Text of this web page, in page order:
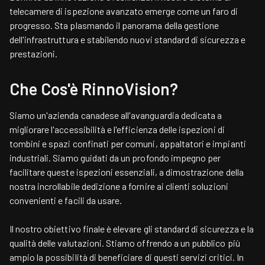
telecamere di ispezione avanzato emerge come un faro di
progresso. Sta plasmando il panorama della gestione
dell'infrastruttura e stabilendo nuovi standard di sicurezza e
prestazioni.
Che Cos'è RinnoVision?
Siamo un'azienda canadese all'avanguardia dedicata a
migliorare l'accessibilità e l'efficienza delle ispezioni di
tombini e spazi confinati per comuni, appaltatori e impianti
industriali. Siamo guidati da un profondo impegno per
facilitare queste ispezioni essenziali, a dimostrazione della
nostra incrollabile dedizione a fornire ai clienti soluzioni
convenienti e facili da usare.
Il nostro obiettivo finale è elevare gli standard di sicurezza e la
qualità delle valutazioni. Stiamo offrendo a un pubblico più
ampio la possibilità di beneficiare di questi servizi critici. In